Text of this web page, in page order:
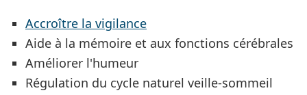
Accroître la vigilance
Aide à la mémoire et aux fonctions cérébrales
Améliorer l'humeur
Régulation du cycle naturel veille-sommeil